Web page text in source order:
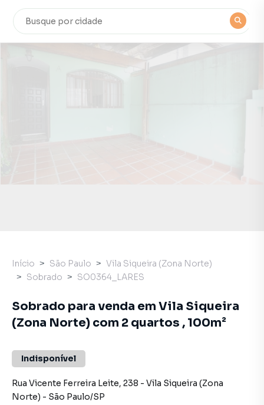
Início São Paulo
Vila Siqueira (Zona Norte)
Sobrado
SO0364_LARES
Sobrado para venda em Vila Siqueira
(Zona Norte) com 2 quartos , 100m²
Indisponível
Rua Vicente Ferreira Leite, 238 - Vila Siqueira (Zona
Norte) - São Paulo/SP